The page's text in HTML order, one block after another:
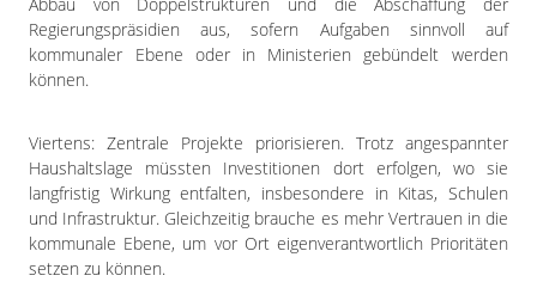
Abbau von Doppelstrukturen und die Abschaffung der
Regierungspräsidien aus, sofern Aufgaben sinnvoll auf
kommunaler Ebene oder in Ministerien gebündelt werden
können.
Viertens: Zentrale Projekte priorisieren. Trotz angespannter
Haushaltslage müssten Investitionen dort erfolgen, wo sie
langfristig Wirkung entfalten, insbesondere in Kitas, Schulen
und Infrastruktur. Gleichzeitig brauche es mehr Vertrauen in die
kommunale Ebene, um vor Ort eigenverantwortlich Prioritäten
setzen zu können.